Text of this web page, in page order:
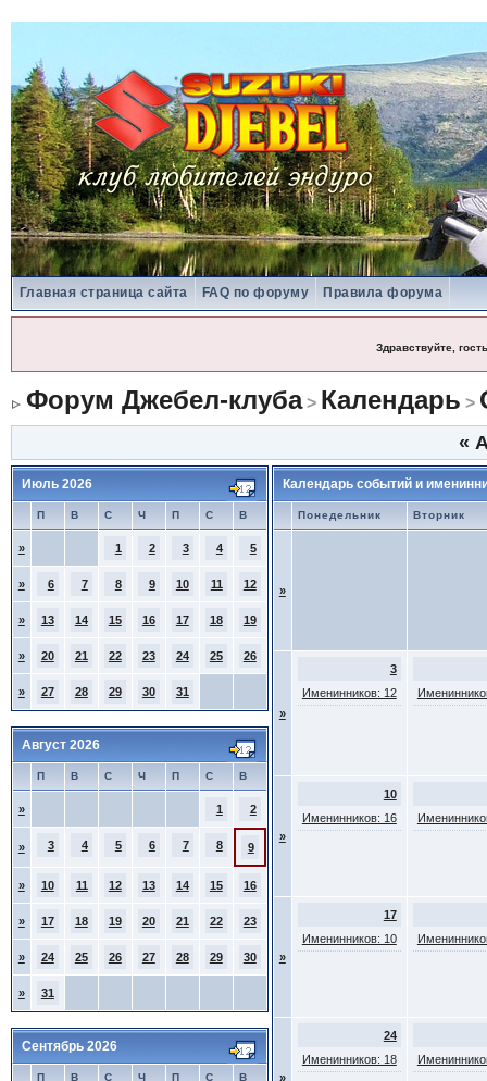
Главная страница сайта FAQ по форуму Правила форума
Здравствуйте, гость
Форум Джебел-клуба> Календарь >
«
Июль 2026
П В С Ч П С В
» 1 2 3 4 5
» 6 7 8 9 10 11 12
» 13 14 15 16 17 18 19
» 20 21 22 23 24 25 26
» 27 28 29 30 31
Август 2026
П В С Ч П С В
» 1 2
» 3 4 5 6 7 8 9
» 10 11 12 13 14 15 16
» 17 18 19 20 21 22 23
» 24 25 26 27 28 29 30
» 31
Сентябрь 2026
П В С Ч П С В
Календарь событий и
Понедельник Вторник
»
»
3
Именинников: 12
»
10
Именинников: 16
»
17
Именинников: 10
»
24
Именинников: 18